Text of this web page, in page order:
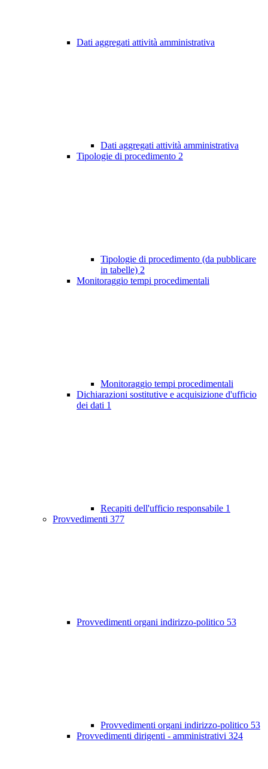
Dati aggregati attività amministrativa
Dati aggregati attività amministrativa
Tipologie di procedimento 2
Tipologie di procedimento (da pubblicare
in tabelle) 2
Monitoraggio tempi procedimentali
Monitoraggio tempi procedimentali
Dichiarazioni sostitutive e acquisizione d'ufficio
dei dati 1
Recapiti dell'ufficio responsabile 1
Provvedimenti 377
Provvedimenti organi indirizzo-politico 53
Provvedimenti organi indirizzo-politico 53
Provvedimenti dirigenti - amministrativi 324